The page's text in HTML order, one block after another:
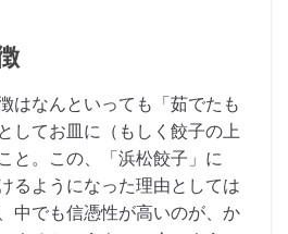
はなんといっても「茹でたも
してお皿に（もしく餃子の上
と。この、「浜松餃子」に
るようになった理由としては
中でも信憑性が高いのが、か